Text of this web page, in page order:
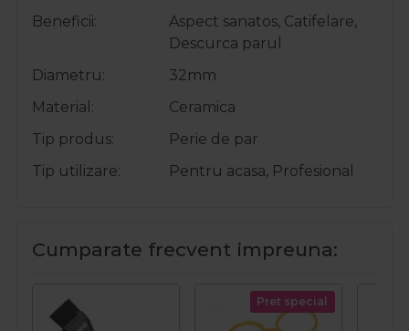
Beneficii
Aspect sanatos, Catifelare,
Descurca parul
Diametru
32mm
Material
Ceramica
Tip produs
Perie de par
Tip utilizare
Pentru acasa, Profesional
Cumparate frecvent impreuna:
Pret special